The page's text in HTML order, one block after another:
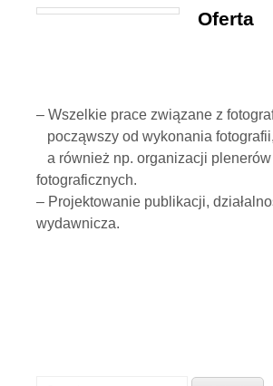
Oferta
– Wszelkie prace związane z
począwszy od wykonania fotografii,
a również np. organizacji
fotograficznych.
– Projektowanie publikacji,
wydawnicza.